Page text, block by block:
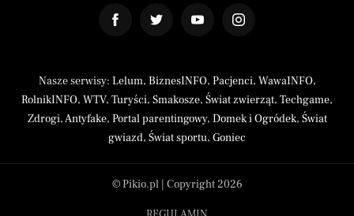
Nasze serwisy: Lelum, BiznesINFO, Pacjenci, WawaINFO,
RolnikINFO, WTV, Turyści, Smakosze, Świat zwierząt, Techgame,
Zdrogi,Antyfake, Portal parentingowy, Domek i Ogródek, Świat
gwiazd, Świat sportu, Goniec
© Pikio.pl | Copyright 2026